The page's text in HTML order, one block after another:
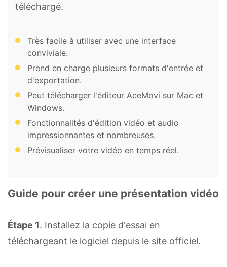
téléchargé.
Très facile à utiliser avec une interface
conviviale.
Prend en charge plusieurs formats d'entrée et
d'exportation.
Peut télécharger l'éditeur AceMovi sur Mac et
Windows.
Fonctionnalités d'édition vidéo et audio
impressionnantes et nombreuses.
Prévisualiser votre vidéo en temps réel.
Guide pour créer une présentation vidéo
Étape 1. Installez la copie d'essai en
téléchargeant le logiciel depuis le site officiel.